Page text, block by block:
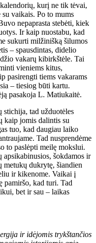
kurį ne tik tėvai,
vaikais. Po to mums
nepaprasta stebėti, kiek
Ir kaip nuostabu, kad
sukurti milžinišką šilumos
– spausdintas, didelio
vakarų kibirkštėle. Tai
vieniems kitus,
pasirengti tiems vakarams
– tiesiog būti kartu.
pasakoja L. Matiukaitė.
tad užduotėles
kaip jomis dalintis su
tuo, kad daugiau laiko
Tad nusprendėme
to paslėpti meilę mokslui.
šokdamos ir
metukų dukrytę, šiandien
ir kikenome. Vaikai į
pamiršo, kad turi. Tad
bet ir sau – laikas
ir idėjomis trykštančios